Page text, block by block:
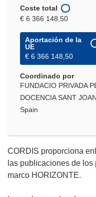
Coste total
€ 6 366 148,50
Aportación de la
UE
€ 6 366 148,50
Coordinado por
FUNDACIO PRIVADA
DOCENCIA SANT
Spain
CORDIS proporciona
las publicaciones de
marco HORIZONTE.